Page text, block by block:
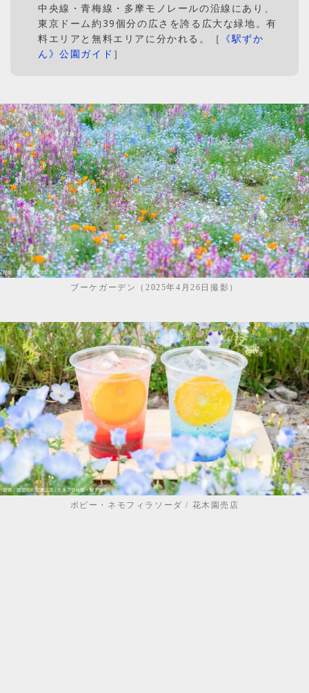
中央線・青梅線・多摩モノレールの沿線にあり、
東京ドーム約39個分の広さを誇る広大な緑地。有
料エリアと無料エリアに分かれる。［ 《駅ずか
ん》公園ガイド ］
ブーケガーデン（2025年4月26日撮影）
ポピー・ネモフィラソーダ / 花木園売店